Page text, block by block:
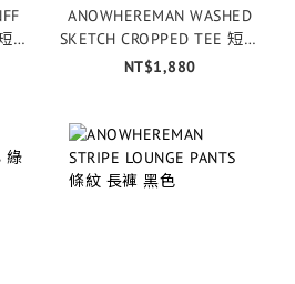
袖
ANOWHEREMAN WASHED
SKETCH CROPPED TEE 短袖
黑色
NT$1,880